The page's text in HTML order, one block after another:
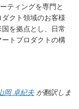
ティングを専門と
クト領域のお客様
を拠点とし、日常
トプロダクトの構
岡 卓紀夫 が翻訳しま